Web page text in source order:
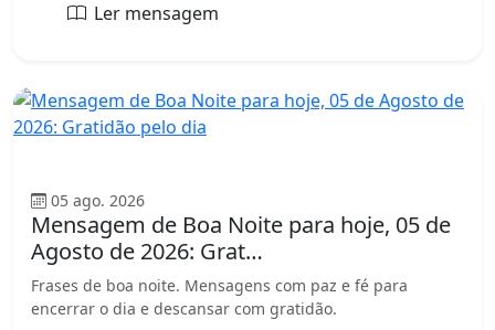
Ler mensagem
05 ago. 2026
Mensagem de Boa Noite para hoje, 05 de
Agosto de 2026: Grat…
Frases de boa noite. Mensagens com paz e fé para
encerrar o dia e descansar com gratidão.